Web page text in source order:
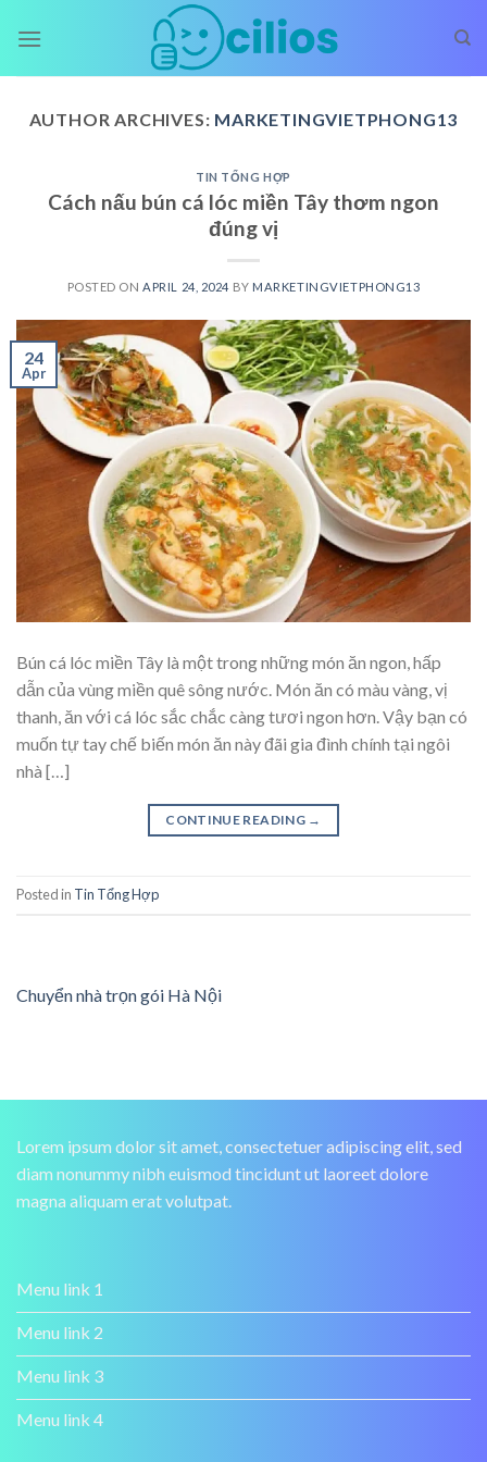
AUTHOR ARCHIVES: MARKETINGVIETPHONG13
TIN TỔNG HỢP
Cách nấu bún cá lóc miền Tây thơm ngon
đúng vị
POSTED ON APRIL 24, 2024 BY MARKETINGVIETPHONG13
24
Apr
Bún cá lóc miền Tây là một trong những món ăn ngon, hấp
dẫn của vùng miền quê sông nước. Món ăn có màu vàng, vị
thanh, ăn với cá lóc sắc chắc càng tươi ngon hơn. Vậy bạn có
muốn tự tay chế biến món ăn này đãi gia đình chính tại ngôi
nhà […]
CONTINUE READING →
Posted in Tin Tổng Hợp
Chuyển nhà trọn gói Hà Nội
Lorem ipsum dolor sit amet, consectetuer adipiscing elit, sed
diam nonummy nibh euismod tincidunt ut laoreet dolore
magna aliquam erat volutpat.
Menu link 1
Menu link 2
Menu link 3
Menu link 4